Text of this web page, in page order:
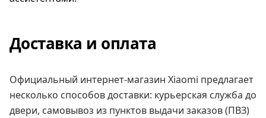
Доставка и оплата
Официальный интернет-магазин Xiaomi предлагает
несколько способов доставки: курьерская служба до
двери, самовывоз из пунктов выдачи заказов (ПВЗ)